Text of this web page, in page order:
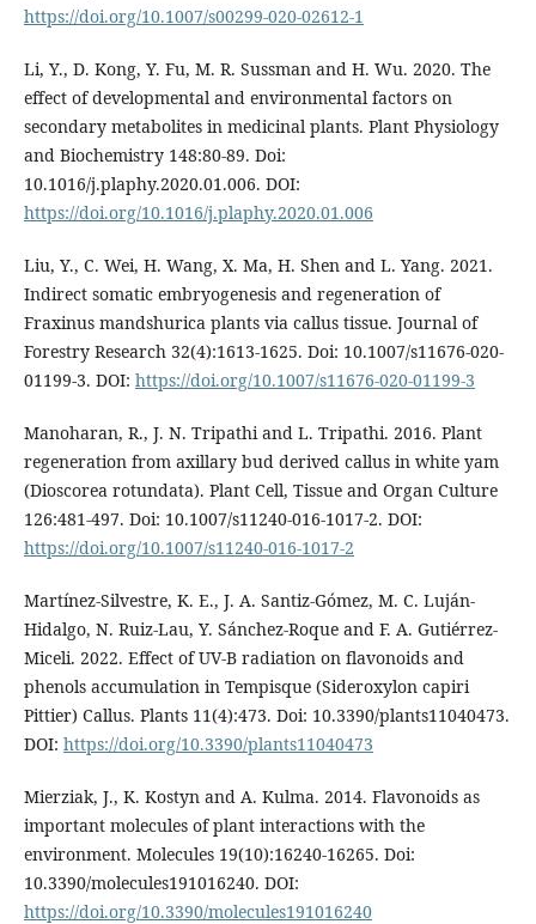
https://doi.org/10.1007/s00299-020-02612-1
Li, Y., D. Kong, Y. Fu, M. R. Sussman and H. Wu. 2020. The
effect of developmental and environmental factors on
secondary metabolites in medicinal plants. Plant Physiology
and Biochemistry 148:80-89. Doi:
10.1016/j.plaphy.2020.01.006. DOI:
https://doi.org/10.1016/j.plaphy.2020.01.006
Liu, Y., C. Wei, H. Wang, X. Ma, H. Shen and L. Yang. 2021.
Indirect somatic embryogenesis and regeneration of
Fraxinus mandshurica plants via callus tissue. Journal of
Forestry Research 32(4):1613-1625. Doi: 10.1007/s11676-020-
01199-3. DOI: https://doi.org/10.1007/s11676-020-01199-3
Manoharan, R., J. N. Tripathi and L. Tripathi. 2016. Plant
regeneration from axillary bud derived callus in white yam
(Dioscorea rotundata). Plant Cell, Tissue and Organ Culture
126:481-497. Doi: 10.1007/s11240-016-1017-2. DOI:
https://doi.org/10.1007/s11240-016-1017-2
Martínez-Silvestre, K. E., J. A. Santiz-Gómez, M. C. Luján-
Hidalgo, N. Ruiz-Lau, Y. Sánchez-Roque and F. A. Gutiérrez-
Miceli. 2022. Effect of UV-B radiation on flavonoids and
phenols accumulation in Tempisque (Sideroxylon capiri
Pittier) Callus. Plants 11(4):473. Doi: 10.3390/plants11040473.
DOI: https://doi.org/10.3390/plants11040473
Mierziak, J., K. Kostyn and A. Kulma. 2014. Flavonoids as
important molecules of plant interactions with the
environment. Molecules 19(10):16240-16265. Doi:
10.3390/molecules191016240. DOI:
https://doi.org/10.3390/molecules191016240